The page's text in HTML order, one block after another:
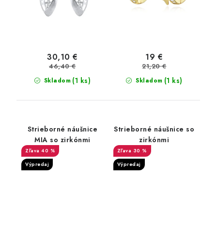
Skladom (1 ks)
30,10 €
46,40 €
Skladom (1 ks)
19 €
21,20 €
Strieborné náušnice
MIA so zirkónmi
40 %
Výpredaj
Strieborné náušnice so
zirkónmi
30 %
Výpredaj